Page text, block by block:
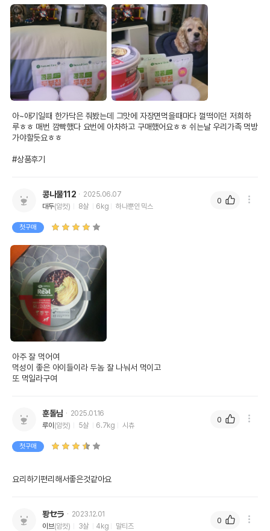
아~애기일때 한가닥은 줘봤는데 그맛에 자장면먹을때마다 껄떡이던 저희하
루ㅎㅎ 매번 깜빡했다 요번에 아차하고 구매했어요ㅎㅎ 쉬는날 우리가족 먹방
가야할듯요ㅎㅎ
#상품후기
콩나물112
2025.06.07
대두(암컷) 8살 6kg 하나뿐인 믹스
첫구매
아주 잘 먹어여
먹성이 좋은 아이들이라 두놈 잘 나눠서 먹이고
또 먹일라구여
0
훈돌님
2025.01.16
루이 (암컷) 5살 6.7kg 시츄
첫구매
요리하기편리해서좋은것같아요
0
퐝セラ
2023.12.01
이브(암컷) 3살 4kg 말티즈
0